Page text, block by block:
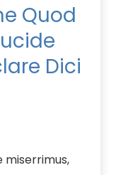
Quod
Dici
miserrimus,